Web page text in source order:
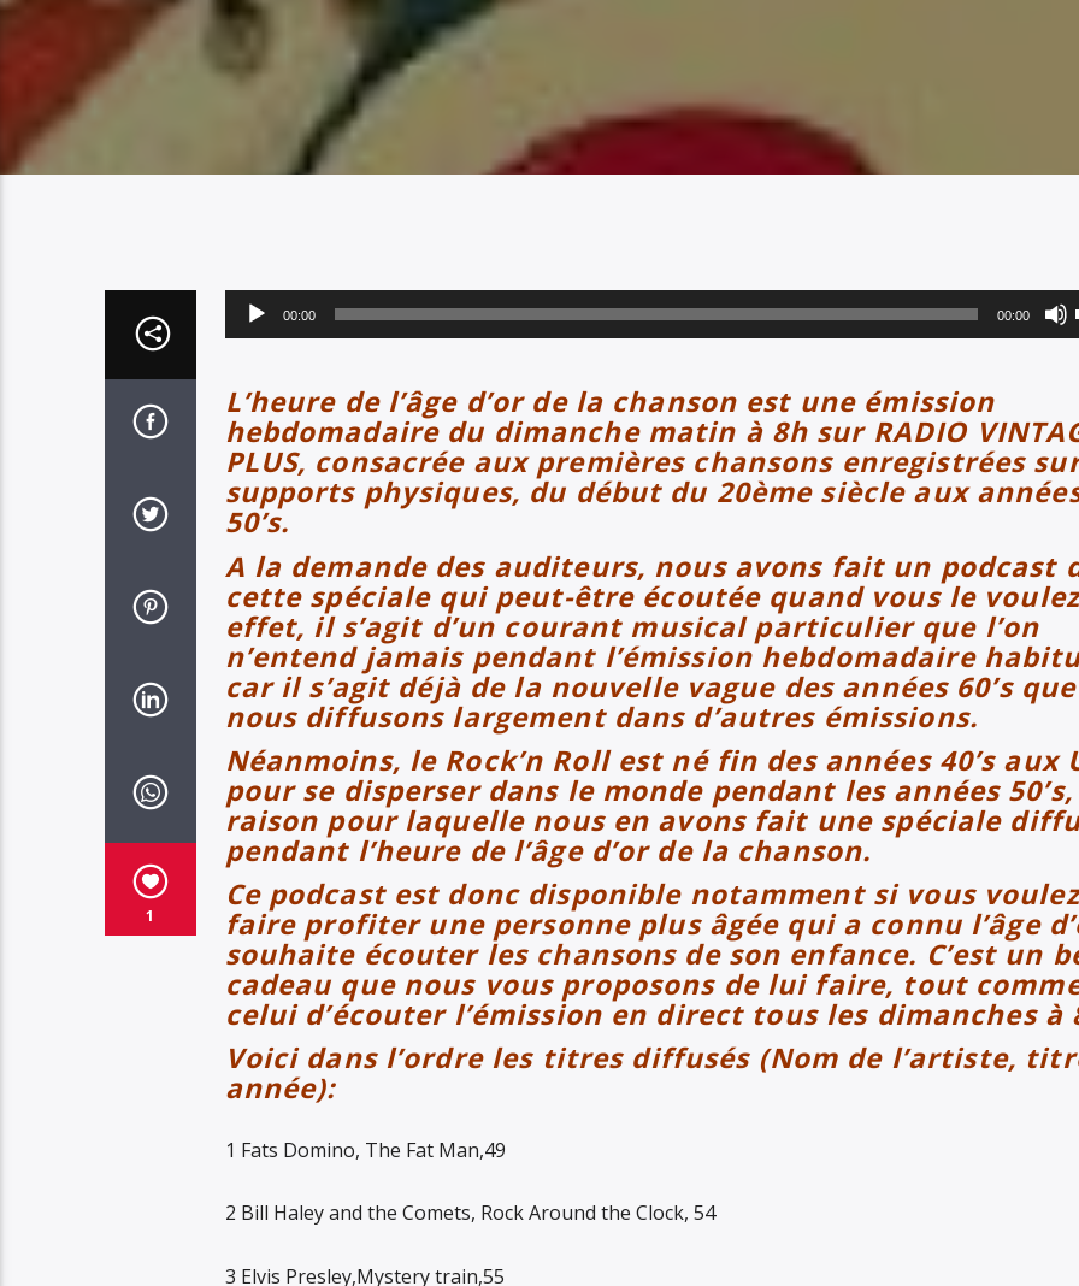
1
Lecteur
audio
00:00 00:00
L’heure de l’âge d’or de la chanson est une émission
hebdomadaire du dimanche matin à 8h sur RADIO
PLUS, consacrée aux premières chansons enregistrées
supports physiques, du début du 20ème siècle aux
50’s.
A la demande des auditeurs, nous avons fait un podcast
cette spéciale qui peut-être écoutée quand vous le
effet, il s’agit d’un courant musical particulier que l’on
n’entend jamais pendant l’émission hebdomadaire
car il s’agit déjà de la nouvelle vague des années 60’s que
nous diffusons largement dans d’autres émissions.
Néanmoins, le Rock’n Roll est né fin des années 40’s aux
pour se disperser dans le monde pendant les années 50’s,
raison pour laquelle nous en avons fait une spéciale
pendant l’heure de l’âge d’or de la chanson.
Ce podcast est donc disponible notamment si vous
faire profiter une personne plus âgée qui a connu l’âge
souhaite écouter les chansons de son enfance. C’est un
cadeau que nous vous proposons de lui faire, tout
celui d’écouter l’émission en direct tous les dimanches à
Voici dans l’ordre les titres diffusés (Nom de l’artiste,
année):
1 Fats Domino, The Fat Man,49
2 Bill Haley and the Comets, Rock Around the Clock, 54
3 Elvis Presley,Mystery train,55